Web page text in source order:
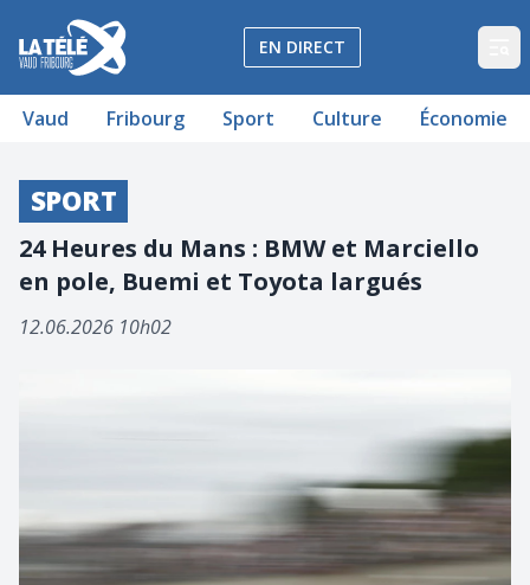
La Télé - Télévision régionale Vaud et Fribourg
EN DIRECT
Vaud Fribourg Sport Culture Économie
SPORT
24 Heures du Mans : BMW et Marciello
en pole, Buemi et Toyota largués
12.06.2026 10h02